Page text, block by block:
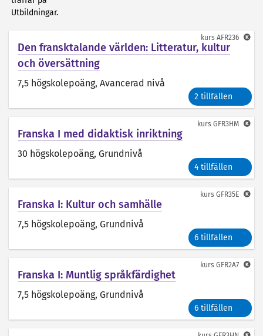
Utbildningar.
Den fransktalande världen: Litteratur, kultur
och översättning
7,5 högskolepoäng, Avancerad nivå
2 tillfällen
kurs AFR236
Franska I med didaktisk inriktning
30 högskolepoäng, Grundnivå
4 tillfällen
kurs GFR3HM
Franska I: Kultur och samhälle
7,5 högskolepoäng, Grundnivå
6 tillfällen
kurs GFR35E
Franska I: Muntlig språkfärdighet
7,5 högskolepoäng, Grundnivå
6 tillfällen
kurs GFR2A7